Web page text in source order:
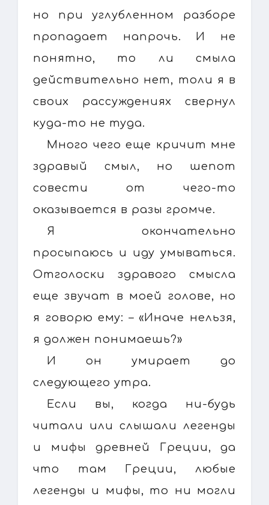
но при углубленном разборе
пропадает напрочь. И не
понятно, то ли смыла
действительно нет, толи я в
своих рассуждениях свернул
куда-то не туда.
Много чего еще кричит мне
здравый смыл, но шепот
совести от чего-то
оказывается в разы громче.
Я окончательно
просыпаюсь и иду умываться.
Отголоски здравого смысла
еще звучат в моей голове, но
я говорю ему: – «Иначе нельзя,
я должен понимаешь?»
И он умирает до
следующего утра.
Если вы, когда ни-будь
читали или слышали легенды
и мифы древней Греции, да
что там Греции, любые
легенды и мифы, то ни могли